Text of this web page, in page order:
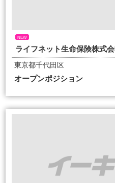
NEW
ライフネット生命保険株式
東京都千代田区
オープンポジション